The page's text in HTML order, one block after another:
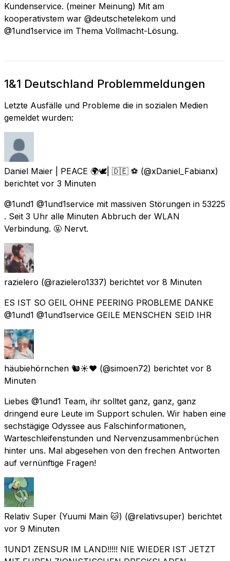
Kundenservice. (meiner Meinung) Mit am
kooperativstem war @deutschetelekom und
@1und1service im Thema Vollmacht-Lösung.
1&1 Deutschland Problemmeldungen
Letzte Ausfälle und Probleme die in sozialen Medien
gemeldet wurden:
Daniel Maier | PEACE 🌍🕊| 🇩🇪 ⚽️ (@xDaniel_Fabianx)
berichtet vor 3 Minuten
@1und1 @1und1service mit massiven Störungen in 53225
. Seit 3 Uhr alle Minuten Abbruch der WLAN
Verbindung. 🤬 Nervt.
razielero (@razielero1337) berichtet vor 8 Minuten
ES IST SO GEIL OHNE PEERING PROBLEME DANKE
@1und1 @1und1service GEILE MENSCHEN SEID IHR
häubiehörnchen 🐿️☀️❤️ (@simoen72) berichtet vor 8
Minuten
Liebes @1und1 Team, ihr solltet ganz, ganz, ganz
dringend eure Leute im Support schulen. Wir haben eine
sechstägige Odyssee aus Falschinformationen,
Warteschleifenstunden und Nervenzusammenbrüchen
hinter uns. Mal abgesehen von den frechen Antworten
auf vernünftige Fragen!
Relativ Super (Yuumi Main 🐱) (@relativsuper) berichtet
vor 9 Minuten
1UND1 ZENSUR IM LAND!!!!! NIE WIEDER IST JETZT